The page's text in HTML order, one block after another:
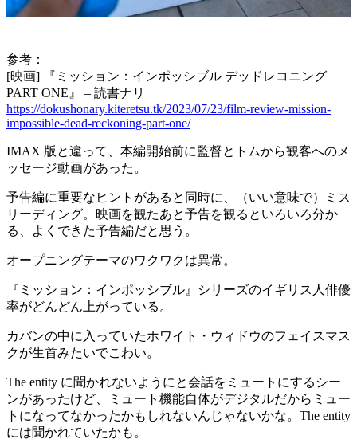
参考：
[映画] 『ミッション：インポッシブル デッドレコニング
PART ONE』 – 読書ナリ
https://dokushonary.kiteretsu.tk/2023/07/23/film-review-mission-
impossible-dead-reckoning-part-one/
IMAX 版と違って、本編開始前に監督とトムから観客へのメ
ッセージ動画があった。
予告編に重要なヒントがあると同時に、（いい意味で）ミス
リーディング。映画を観たあと予告を観るといろいろ分か
る、よくできた予告編だと思う。
オープニングテーマのワクワクは異常。
『ミッション：インポッシブル』シリーズのイギリス人俳優
率がどんどん上がっている。
カバンの中に入っていたホワイト・ウィドウのフェイスマス
クが生首みたいでこわい。
The entity に聞かれないようにと会話をミュートにするシー
ンがあったけど、ミュート機能自体がデジタルだからミュー
トになってなかったかもしれないんじゃないかな。The entity
には聞かれていたかも。